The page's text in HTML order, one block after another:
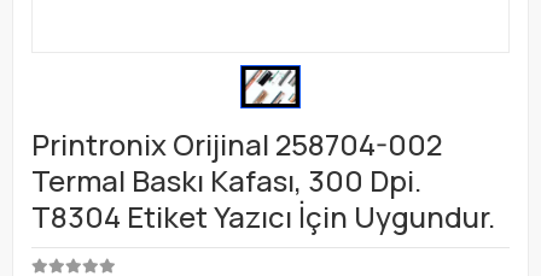
Printronix Orijinal 258704-002
Termal Baskı Kafası, 300 Dpi.
T8304 Etiket Yazıcı İçin Uygundur.